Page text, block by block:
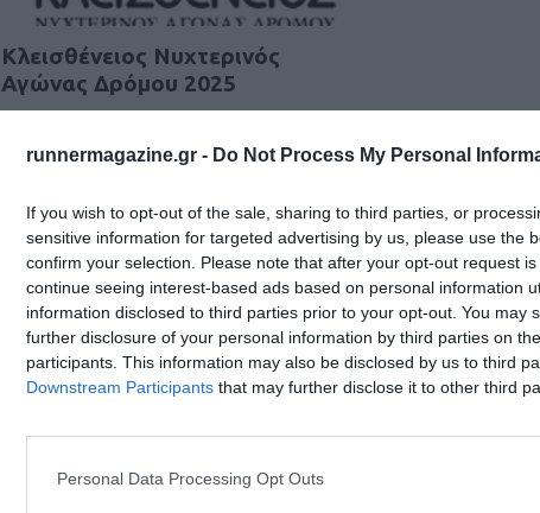
runnermagazine.gr - Do Not Process My Personal
If you wish to opt-out of the sale, sharing to third parties, or
sensitive information for targeted advertising by us, please use the
confirm your selection. Please note that after your opt-out request
continue seeing interest-based ads based on personal information
information disclosed to third parties prior to your opt-out. You may
further disclosure of your personal information by third parties on
participants. This information may also be disclosed by us to third
Downstream Participants that may further disclose it to other third
Personal Data Processing Opt Outs
Κλεισθένειος Νυχτερινός
Αγώνας Δρόμου 2025
30 Αυγούστου 2025
1 2 3